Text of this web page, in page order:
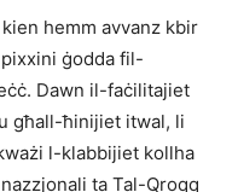
hemm avvanz kbir
ġodda fil-
Dawn il-faċilitajiet
għall-ħinijiet itwal, li
l-klabbijiet kollha
ta Tal-Qroqq